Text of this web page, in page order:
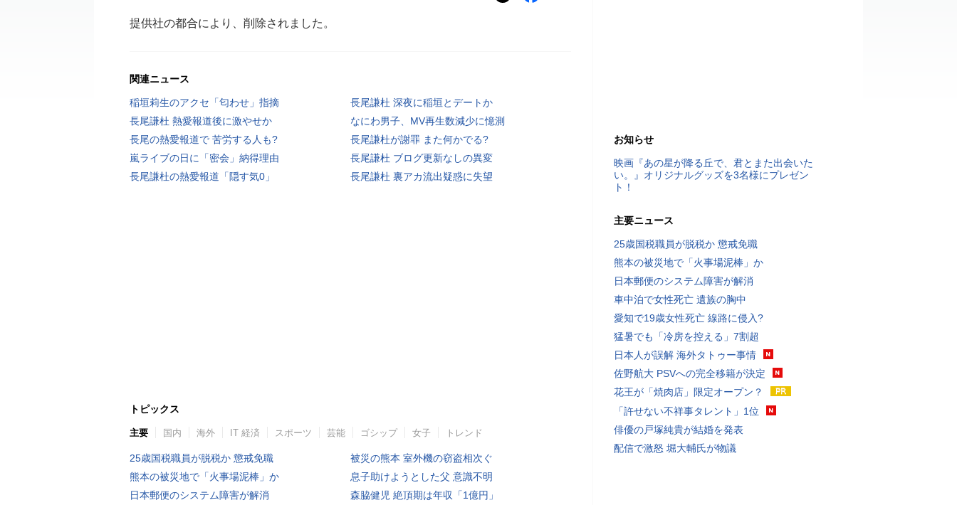
提供社の都合により、削除されました。
関連ニュース
稲垣莉生のアクセ「匂わせ」指摘
長尾謙杜 深夜に稲垣とデートか
長尾謙杜 熱愛報道後に激やせか
なにわ男子、MV再生数減少に憶測
長尾の熱愛報道で 苦労する人も?
長尾謙杜が謝罪 また何かでる?
嵐ライブの日に「密会」納得理由
長尾謙杜 ブログ更新なしの異変
長尾謙杜の熱愛報道「隠す気0」
長尾謙杜 裏アカ流出疑惑に失望
トピックス
主要 国内 海外 IT 経済 スポーツ 芸能 ゴシップ 女子 トレンド
25歳国税職員が脱税か 懲戒免職
熊本の被災地で「火事場泥棒」か
日本郵便のシステム障害が解消
被災の熊本 室外機の窃盗相次ぐ
息子助けようとした父 意識不明
森脇健児 絶頂期は年収「1億円」
お知らせ
映画『あの星が降る丘で、君とまた出会いた
い。』オリジナルグッズを3名様にプレゼン
ト！
主要ニュース
25歳国税職員が脱税か 懲戒免職
熊本の被災地で「火事場泥棒」か
日本郵便のシステム障害が解消
車中泊で女性死亡 遺族の胸中
愛知で19歳女性死亡 線路に侵入?
猛暑でも「冷房を控える」7割超
日本人が誤解 海外タトゥー事情
佐野航大 PSVへの完全移籍が決定
花王が「焼肉店」限定オープン？
「許せない不祥事タレント」1位
俳優の戸塚純貴が結婚を発表
配信で激怒 堀大輔氏が物議